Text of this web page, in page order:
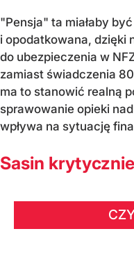
"Pensja" ta miałaby
i opodatkowana, dzięki
do ubezpieczenia w
zamiast świadczenia
ma to stanowić realną
sprawowanie opieki
wpływa na sytuację
Sasin